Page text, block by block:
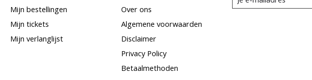
Mijn bestellingen
Mijn tickets
Mijn verlanglijst
Over ons
Algemene voorwaarden
Disclaimer
Privacy Policy
Betaalmethoden